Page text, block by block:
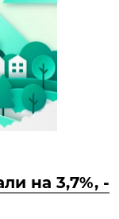
на 3,7%, -